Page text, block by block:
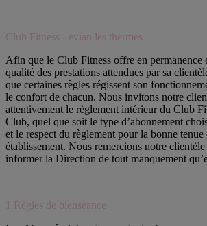
Club Fitness - evian les thermes
Afin que le Club Fitness offre en permanence
qualité des prestations attendues par sa
que certaines règles régissent son
le confort de chacun. Nous invitons notre
attentivement le règlement intérieur du Club
Club, quel que soit le type d’abonnement
et le respect du règlement pour la bonne tenue
établissement. Nous remercions notre
informer la Direction de tout manquement
1.Règles de bienséance